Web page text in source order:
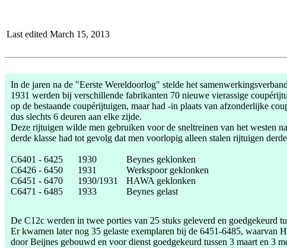
Last edited March 15, 2013
In de jaren na de "Eerste Wereldoorlog" stelde het
1931 werden bij verschillende fabrikanten 70 nieuwe vierassige
op de bestaande coupérijtuigen, maar had -in plaats van afzonderlijke
dus slechts 6 deuren aan elke zijde.
Deze rijtuigen wilde men gebruiken voor de sneltreinen van het westen
derde klasse had tot gevolg dat men voorlopig alleen stalen rijtuigen
C6401 - 6425 1930
Beynes geklonken
C6426 - 6450
1931
Werkspoor geklonken
C6451 - 6470
1930/1931
HAWA geklonken
C6471 - 6485
1933 Beynes gelast
De C12c werden in twee porties van 25 stuks geleverd en goedgekeurd
Er kwamen later nog 35 gelaste exemplaren bij de 6451-6485, waarvan
door Beijnes gebouwd en voor dienst goedgekeurd tussen 3 maart en 3